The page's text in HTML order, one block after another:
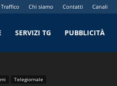
Traffico Chi siamo Contatti Canali
SERVIZI TG PUBBLICITÀ
Telegiornale